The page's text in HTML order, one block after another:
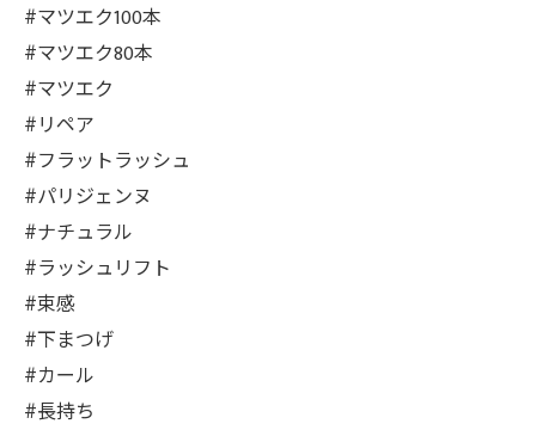
#マツエク100本
#マツエク80本
#マツエク
#リペア
#フラットラッシュ
#パリジェンヌ
#ナチュラル
#ラッシュリフト
#束感
#下まつげ
#カール
#長持ち